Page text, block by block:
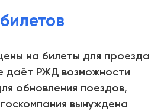
на билеты для проезда
даёт РЖД возможности
обновления поездов,
вынуждена